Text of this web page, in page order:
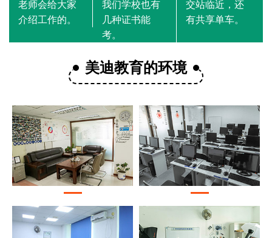
老师会给大家
介绍工作的。
我们学校也有
几种证书能
考。
交站临近，还
有共享单车。
美迪教育的环境